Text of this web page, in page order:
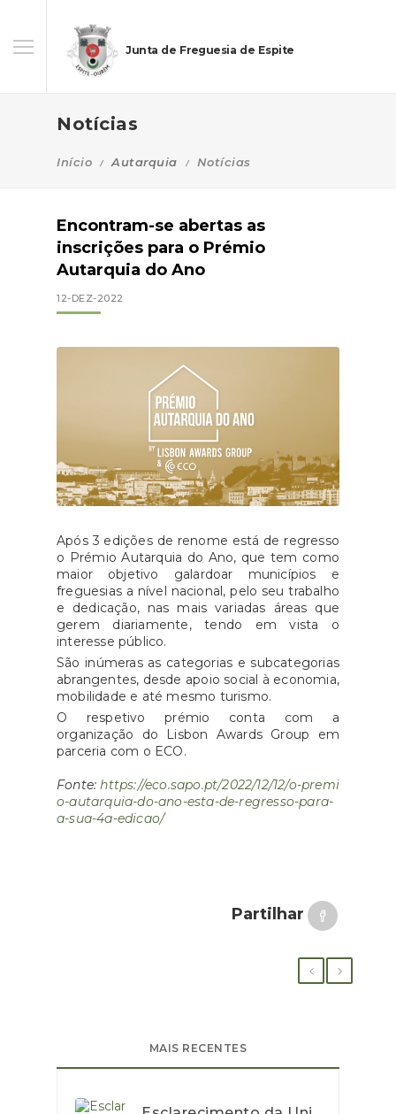
Junta de Freguesia de Espite
Notícias
Início Autarquia Notícias
Encontram-se abertas as
inscrições para o Prémio
Autarquia do Ano
12-DEZ-2022
Após 3 edições de renome está de regresso
o Prémio Autarquia do Ano, que tem como
maior objetivo galardoar municípios e
freguesias a nível nacional, pelo seu trabalho
e dedicação, nas mais variadas áreas que
gerem diariamente, tendo em vista o
interesse público.
São inúmeras as categorias e subcategorias
abrangentes, desde apoio social à economia,
mobilidade e até mesmo turismo.
O respetivo prémio conta com a
organização do Lisbon Awards Group em
parceria com o ECO.
Fonte:https://eco.sapo.pt/2022/12/12/o-premi
o-autarquia-do-ano-esta-de-regresso-para-
a-sua-4a-edicao/
Partilhar
MAIS RECENTES